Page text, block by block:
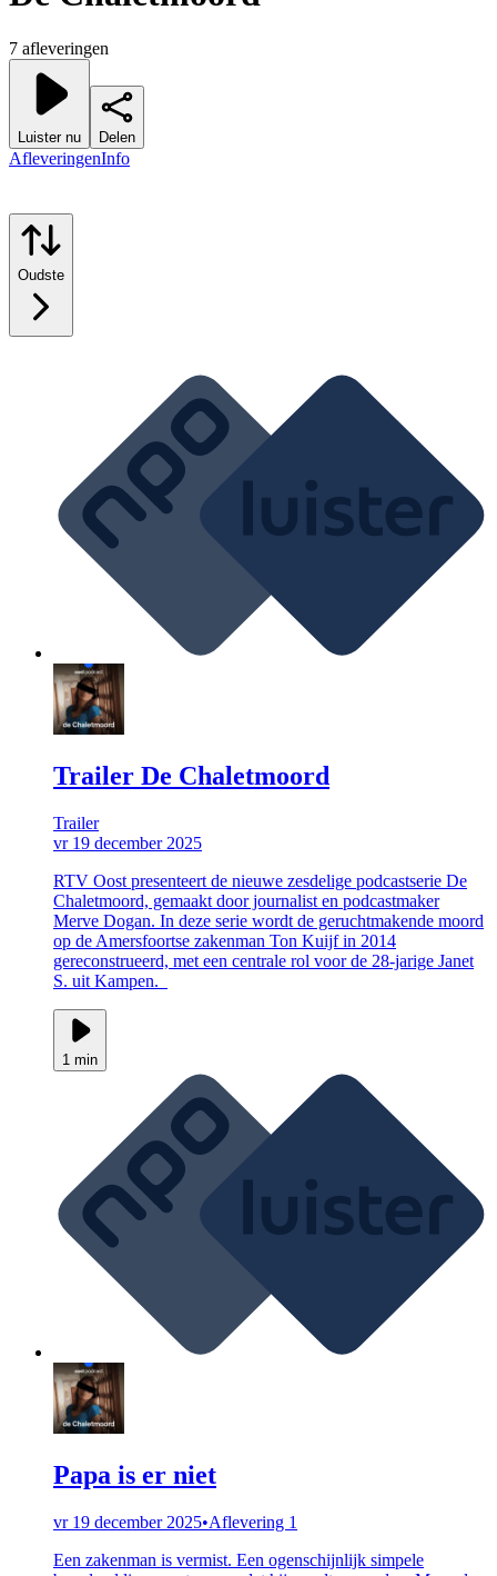
7 afleveringen
Luister nu Delen
AfleveringenInfo
Oudste
Trailer De Chaletmoord
Trailer
vr 19 december 2025
RTV Oost presenteert de nieuwe zesdelige podcastserie De
Chaletmoord, gemaakt door journalist en podcastmaker
Merve Dogan. In deze serie wordt de geruchtmakende moord
op de Amersfoortse zakenman Ton Kuijf in 2014
gereconstrueerd, met een centrale rol voor de 28-jarige Janet
S. uit Kampen.
1 min
Papa is er niet
vr 19 december 2025•Aflevering 1
Een zakenman is vermist. Een ogenschijnlijk simpele